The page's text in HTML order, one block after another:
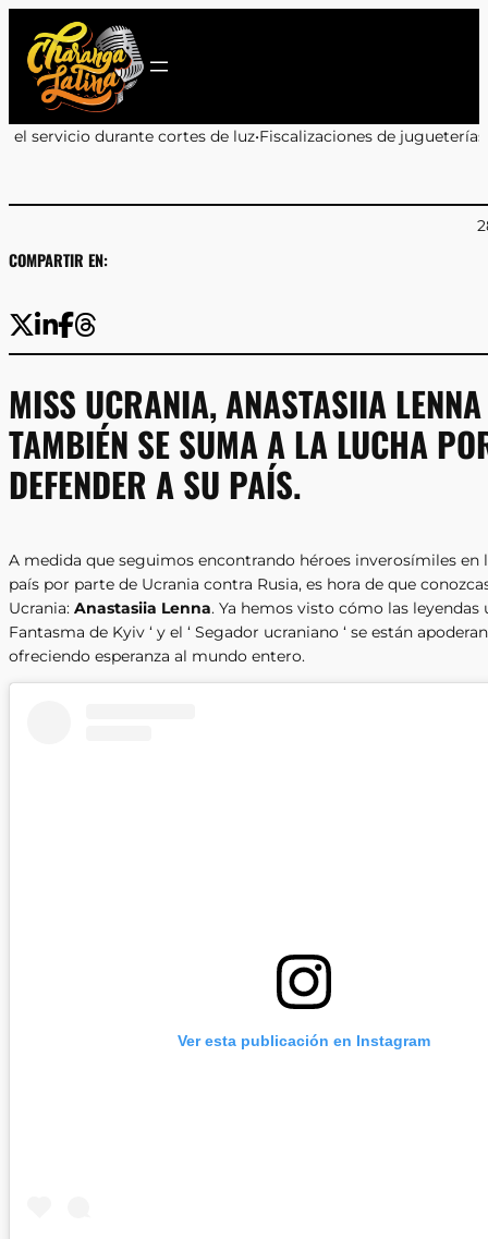
contenido
de luz •Fiscalizaciones de jugueterías en Antofagasta: 9
COMPARTIR EN:
MISS UCRANIA, ANASTASIIA LENNA
TAMBIÉN SE SUMA A LA LUCHA
DEFENDER A SU PAÍS.
A medida que seguimos encontrando héroes inverosímiles en
país por parte de Ucrania contra Rusia, es hora de que
Ucrania: Anastasiia Lenna. Ya hemos visto cómo las leyendas
Fantasma de Kyiv ‘ y el ‘ Segador ucraniano ‘ se están
ofreciendo esperanza al mundo entero.
Ver esta publicación en Instagram